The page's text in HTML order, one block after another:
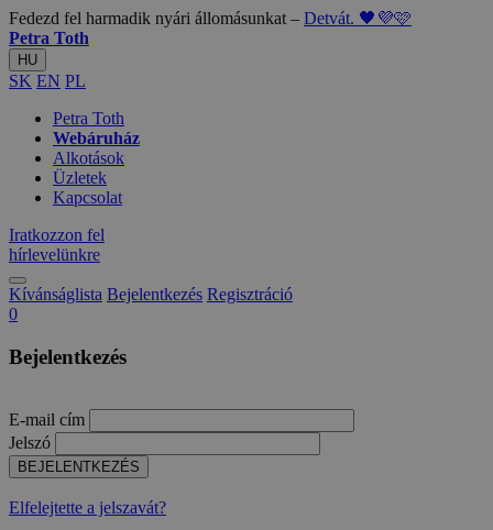
Fedezd fel harmadik nyári állomásunkat – Detvát. 🖤💜🩷
Petra Toth
HU
SK EN PL
Petra Toth
Webáruház
Alkotások
Üzletek
Kapcsolat
Iratkozzon fel
hírlevelünkre
Kívánságlista Bejelentkezés Regisztráció
0
Bejelentkezés
E-mail cím
Jelszó
Elfelejtette a jelszavát?